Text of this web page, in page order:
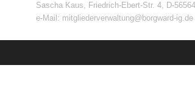
Sascha Kaus, Friedrich-Ebert-Str. 4, D-
e-Mail: mitgliederverwaltung@borgward-ig.de